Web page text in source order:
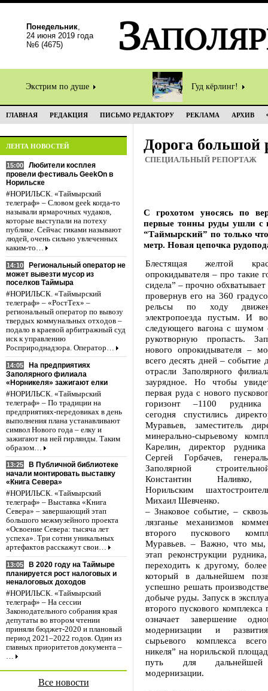
Понедельник,
24 июня 2019 года
№6 (4675)
Экстрим по душе Гуд кёрлинг!
ГЛАВНАЯ РЕДАКЦИЯ ПИСЬМО РЕДАКТОРУ РЕКЛАМА АРХИВ
ЛЕНТА НОВОСТЕЙ
15:00
Любители косплея
провели фестиваль GeekOn в
Норильске
#НОРИЛЬСК. «Таймырский
телеграф» – Словом geek когда-то
называли ярмарочных чудаков,
которые выступали на потеху
публике. Сейчас гиками называют
людей, очень сильно увлеченных
каким-то…
14:10
Региональный оператор не
может вывезти мусор из
поселков Таймыра
#НОРИЛЬСК. «Таймырский
телеграф» – «РостТех» –
региональный оператор по вывозу
твердых коммунальных отходов –
подало в краевой арбитражный суд
иск к управлению
Росприроднадзора. Оператор…
14:05
На предприятиях
Заполярного филиала
«Норникеля» зажигают елки
#НОРИЛЬСК. «Таймырский
телеграф» – По традиции на
предприятиях-передовиках в день
выполнения плана устанавливают
символ Нового года – елку и
зажигают на ней гирлянды. Таким
образом…
13:25
В Публичной библиотеке
начали монтировать выставку
«Книга Севера»
#НОРИЛЬСК. «Таймырский
телеграф» – Выставка «Книга
Севера» – завершающий этап
большого межмузейного проекта
«Освоение Севера: тысяча лет
успеха». Три сотни уникальных
артефактов расскажут свои…
13:05
В 2020 году на Таймыре
планируется рост налоговых и
неналоговых доходов
#НОРИЛЬСК. «Таймырский
телеграф» – На сессии
Законодательного собрания края
депутаты во втором чтении
приняли бюджет-2020 и плановый
период 2021–2022 годов. Один из
главных приоритетов документа –
…
Все новости
Дорога большой
СПЕЦИАЛЬНЫЙ РЕПОРТАЖ
С грохотом уносясь по
первые тонны руды ушли с
“Таймырский” по только
метр. Новая цепочка
Блестящая желтой
опрокидывателя – про такие
сидела” – прочно
провернув его на 360
рельсы по ходу
электропоезда пустым. И
следующего вагона с шумом
рукотворную пропасть.
нового опрокидывателя –
всего десять дней – событие
отрасли Заполярного
заурядное. Но чтобы
первая руда с нового
горизонт –1100 рудника
сегодня спустились
Муравьев, заместитель
минерально-сырьевому
Карелин, директор
Сергей Горбачев,
Заполярной
Константин Наливко,
Норильским
Михаил Шевченко.
– Знаковое событие, –
лязганье механизмов
второго пускового
Муравьев. – Важно, что мы,
этап реконструкции
переходить к другому, более
который в дальнейшем
успешно решать
добыче руды. Запуск в
второго пускового
означает завершение
модернизации и
сырьевого комплекса
никеля” на норильской
путь для дальнейшей
модернизации.